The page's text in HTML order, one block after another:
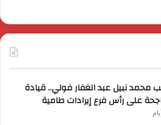
محمد نبيل عبد الغفار فولي.. قيادة
على رأس فرع إيرادات طامية